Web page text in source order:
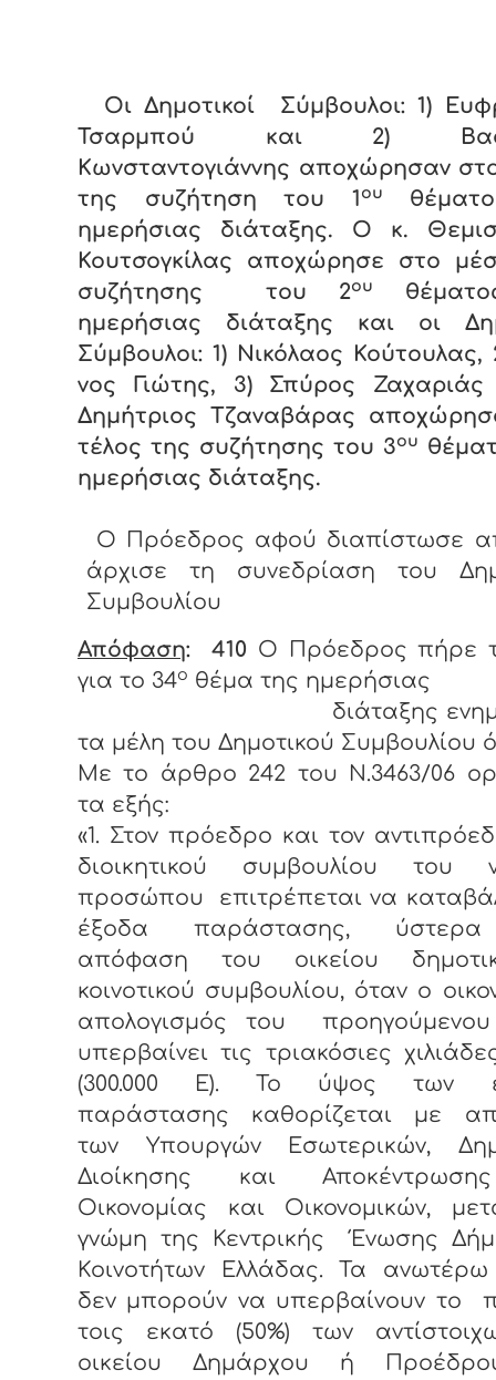
Οι Δημοτικοί Σύμβουλοι: 1)
Τσαρμπού και 2)
Κωνσταντογιάννης αποχώρησαν
της συζήτηση του 1ου
ημερήσιας διάταξης. Ο κ.
Κουτσογκίλας αποχώρησε στο
συζήτησης του 2ου
ημερήσιας διάταξης και οι
Σύμβουλοι: 1) Νικόλαος
νος Γιώτης, 3) Σπύρος Ζαχαριάς
Δημήτριος Τζαναβάρας
τέλος της συζήτησης του 3ου
ημερήσιας διάταξης.
Ο Πρόεδρος αφού διαπίστωσε
άρχισε τη συνεδρίαση του
Συμβουλίου
Απόφαση: 410 Ο Πρόεδρος πήρε
για το 34ο θέμα της ημερήσιας
διάταξης
τα μέλη του Δημοτικού Συμβουλίου
Με το άρθρο 242 του Ν.3463/06
τα εξής:
«1. Στον πρόεδρο και τον
διοικητικού συμβουλίου του
προσώπου επιτρέπεται να
έξοδα παράστασης,
απόφαση του οικείου
κοινοτικού συμβουλίου, όταν ο
απολογισμός του
υπερβαίνει τις τριακόσιες
(300.000 Ε). Το ύψος των
παράστασης καθορίζεται με
των Υπουργών Εσωτερικών,
Διοίκησης και
Οικονομίας και Οικονομικών,
γνώμη της Κεντρικής Ένωσης
Κοινοτήτων Ελλάδας. Τα
δεν μπορούν να υπερβαίνουν το
τοις εκατό (50%) των
οικείου Δημάρχου ή